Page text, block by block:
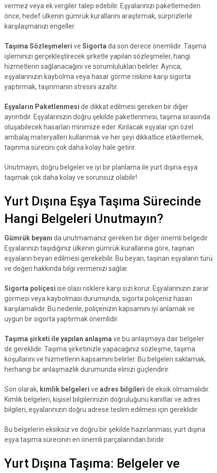
vermez veya ek vergiler talep edebilir. Eşyalarınızı paketlemeden
önce, hedef ülkenin gümrük kurallarını araştırmak, sürprizlerle
karşılaşmanızı engeller.
Taşıma Sözleşmeleri ve Sigorta da son derece önemlidir. Taşıma
işleminizi gerçekleştirecek şirketle yapılan sözleşmeler, hangi
hizmetlerin sağlanacağını ve sorumlulukları belirler. Ayrıca,
eşyalarınızın kaybolma veya hasar görme riskine karşı sigorta
yaptırmak, taşınmanın stresini azaltır.
Eşyaların Paketlenmesi de dikkat edilmesi gereken bir diğer
ayrıntıdır. Eşyalarınızın doğru şekilde paketlenmesi, taşıma sırasında
oluşabilecek hasarları minimize eder. Kırılacak eşyalar için özel
ambalaj materyalleri kullanmak ve her şeyi dikkatlice etiketlemek,
taşınma sürecini çok daha kolay hale getirir.
Unutmayın, doğru belgeler ve iyi bir planlama ile yurt dışına eşya
taşımak çok daha kolay ve sorunsuz olabilir!
Yurt Dışına Eşya Taşıma Sürecinde
Hangi Belgeleri Unutmayın?
Gümrük beyanı da unutmamanız gereken bir diğer önemli belgedir.
Eşyalarınızı taşıdığınız ülkenin gümrük kurallarına göre, taşınan
eşyaların beyan edilmesi gerekebilir. Bu beyan, taşınan eşyaların türü
ve değeri hakkında bilgi vermenizi sağlar.
Sigorta poliçesi ise olası risklere karşı sizi korur. Eşyalarınızın zarar
görmesi veya kaybolması durumunda, sigorta poliçeniz hasarı
karşılamalıdır. Bu nedenle, poliçenizin kapsamını iyi anlamak ve
uygun bir sigorta yaptırmak önemlidir.
Taşıma şirketi ile yapılan anlaşma ve bu anlaşmaya dair belgeler
de gereklidir. Taşıma şirketinizle yapacağınız sözleşme, taşıma
koşullarını ve hizmetlerin kapsamını belirler. Bu belgeleri saklamak,
herhangi bir anlaşmazlık durumunda elinizi güçlendirir.
Son olarak, kimlik belgeleri ve adres bilgileri de eksik olmamalıdır.
Kimlik belgeleri, kişisel bilgilerinizin doğruluğunu kanıtlar ve adres
bilgileri, eşyalarınızın doğru adrese teslim edilmesi için gereklidir.
Bu belgelerin eksiksiz ve doğru bir şekilde hazırlanması, yurt dışına
eşya taşıma sürecinin en önemli parçalarından biridir.
Yurt Dışına Taşıma: Belgeler ve